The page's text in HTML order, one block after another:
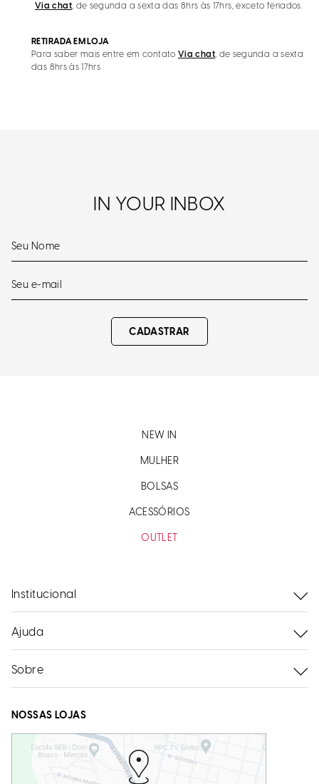
Via chat, de segunda a sexta das 8hrs às 17hrs, exceto feriados.
RETIRADA EM LOJA
Para saber mais entre em contato Via chat, de segunda a sexta
das 8hrs às 17hrs
IN YOUR INBOX
CADASTRAR
NEW IN
MULHER
BOLSAS
ACESSÓRIOS
OUTLET
Institucional
Ajuda
Sobre
NOSSAS LOJAS